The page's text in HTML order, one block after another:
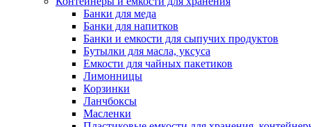
Банки для меда
Банки для напитков
Банки и емкости для сыпучих продуктов
Бутылки для масла, уксуса
Емкости для чайных пакетиков
Лимонницы
Корзинки
Ланчбоксы
Масленки